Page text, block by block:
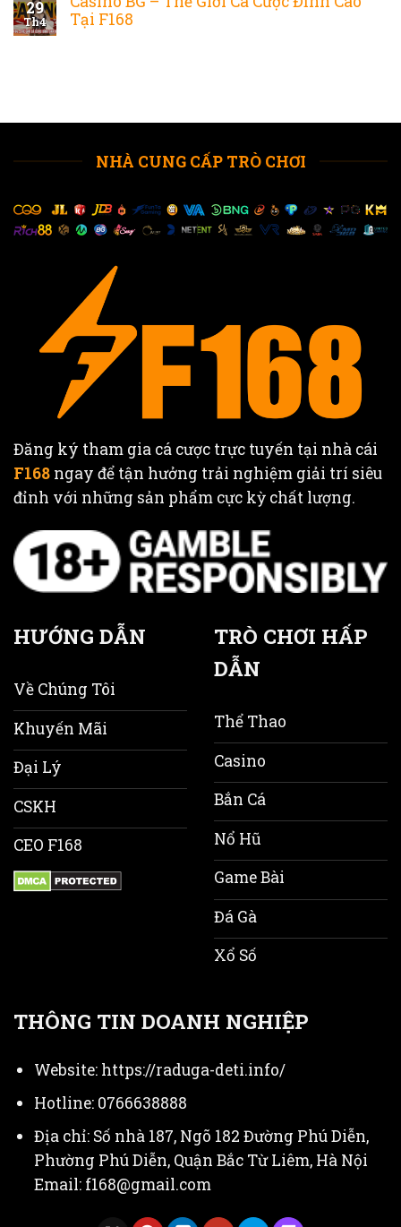
29
Th4
Tại F168
NHÀ CUNG CẤP TRÒ CHƠI
Đăng ký tham gia cá cược trực tuyến tại nhà cái
F168 ngay để tận hưởng trải nghiệm giải trí siêu
đỉnh với những sản phẩm cực kỳ chất lượng.
HƯỚNG DẪN
Về Chúng Tôi
Khuyến Mãi
Đại Lý
CSKH
CEO F168
TRÒ CHƠI HẤP
DẪN
Thể Thao
Casino
Bắn Cá
Nổ Hũ
Game Bài
Đá Gà
Xổ Số
THÔNG TIN DOANH NGHIỆP
Website: https://raduga-deti.info/
Hotline: 0766638888
Địa chỉ: Số nhà 187, Ngõ 182 Đường Phú Diễn,
Phường Phú Diễn, Quận Bắc Từ Liêm, Hà Nội
Email: f168@gmail.com